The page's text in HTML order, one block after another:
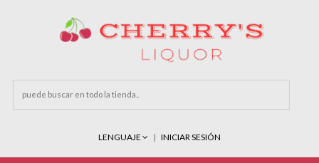
LENGUAJE INICIAR SESIÓN